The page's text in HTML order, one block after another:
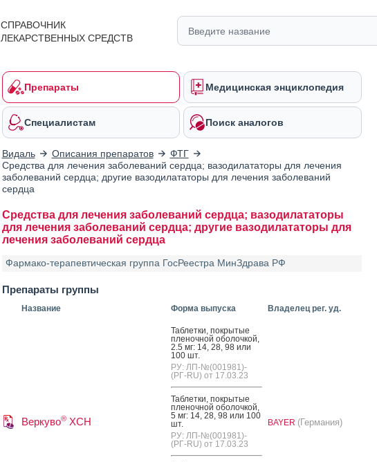
СПРАВОЧНИК
ЛЕКАРСТВЕННЫХ СРЕДСТВ
Препараты Медицинская энциклопедия
Специалистам Поиск аналогов
Видаль Описания препаратов
ФТГ
Средства для лечения заболеваний сердца; вазодилататоры для лечения
заболеваний сердца; другие вазодилататоры для лечения заболеваний
сердца
Средства для лечения заболеваний сердца; вазодилататоры
для лечения заболеваний сердца; другие вазодилататоры для
лечения заболеваний сердца
Фармако-терапевтическая группа ГосРеестра МинЗдрава РФ
Препараты группы
Название Форма выпуска Владелец рег. уд.
Веркуво®ХСН
Таб­летки, пок­ры­тые
пле­ноч­ной обо­лоч­кой,
2.5 мг: 14, 28, 98 или
100 шт.
РУ: ЛП-№(001981)-
(РГ-RU) от 17.03.23
Таб­летки, пок­ры­тые
пле­ноч­ной обо­лоч­кой,
5 мг: 14, 28, 98 или 100
шт.
РУ: ЛП-№(001981)-
(РГ-RU) от 17.03.23
BAYER (Германия)